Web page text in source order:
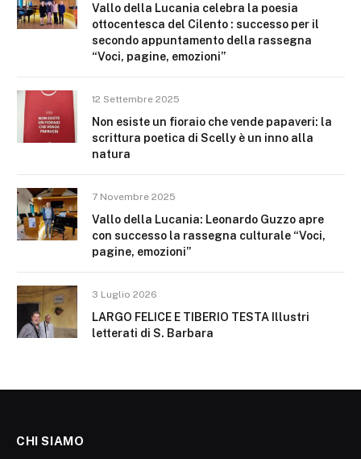
Vallo della Lucania celebra la poesia
ottocentesca del Cilento : successo per il
secondo appuntamento della rassegna
“Voci, pagine, emozioni”
12 Settembre 2025
Non esiste un fioraio che vende papaveri: la
scrittura poetica di Scelly è un inno alla
natura
7 Novembre 2025
Vallo della Lucania: Leonardo Guzzo apre
con successo la rassegna culturale “Voci,
pagine, emozioni”
3 Luglio 2026
LARGO FELICE E TIBERIO TESTA Illustri
letterati di S. Barbara
CHI SIAMO